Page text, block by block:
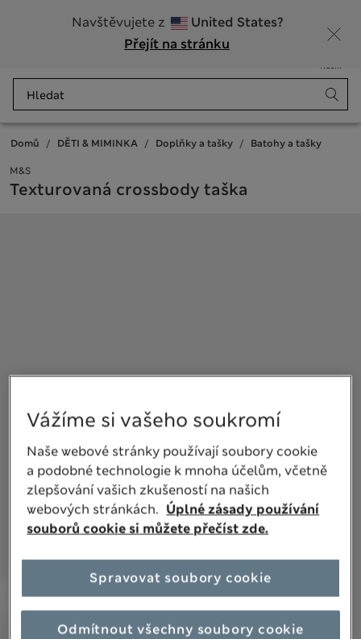
Navštěvujete z
United States?
Přejít na stránku
Košík
Domů DĚTI & MIMINKA Doplňky a tašky Batohy a tašky
M&S
Texturovaná crossbody taška
Vážíme si vašeho soukromí
Naše webové stránky používají soubory cookie
a podobné technologie k mnoha účelům, včetně
zlepšování vašich zkušeností na našich
webových stránkách. Úplné zásady používání
souborů cookie si můžete přečíst zde.
Odmítnout všechny soubory cookie
Spravovat soubory cookie